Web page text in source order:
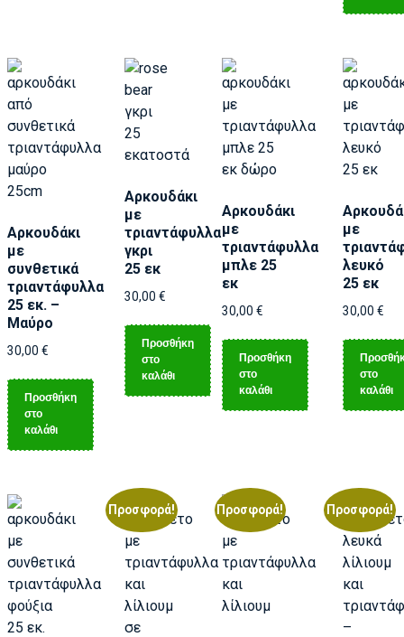
Αρκουδάκι
με
συνθετικά
τριαντάφυλλα
25 εκ. –
Μαύρο
30,00 €
Προσθήκη
στο
καλάθι
Αρκουδάκι
με
τριαντάφυλλα
γκρι
25 εκ
30,00 €
Προσθήκη
στο
καλάθι
Αρκουδάκι
με
τριαντάφυλλα
μπλε 25
εκ
30,00 €
Προσθήκη
στο
καλάθι
με
λευκό
25 εκ
30,00 €
στο
καλάθι
Προσφορά! Προσφορά! Προσφορά!